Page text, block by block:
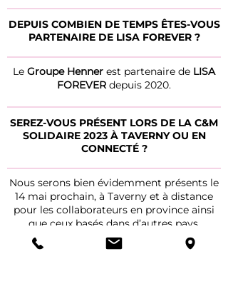
DEPUIS COMBIEN DE TEMPS ÊTES-VOUS
PARTENAIRE DE LISA FOREVER ?
Le Groupe Henner est partenaire de LISA
FOREVER depuis 2020.
SEREZ-VOUS PRÉSENT LORS DE LA C&M
SOLIDAIRE 2023 À TAVERNY OU EN
CONNECTÉ ?
Nous serons bien évidemment présents le
14 mai prochain, à Taverny et à distance
pour les collaborateurs en province ainsi
que ceux basés dans d’autres pays.